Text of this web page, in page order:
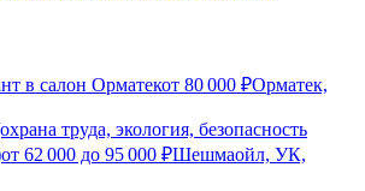
в салон Орматекот 80 000 ₽Орматек,
труда, экология, безопасность
от 62 000 до 95 000 ₽Шешмаойл, УК,